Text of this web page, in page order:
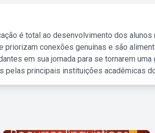
é total ao desenvolvimento dos
priorizam conexões genuínas e são
em sua jornada para se tornarem
pelas principais instituições acadêmicas